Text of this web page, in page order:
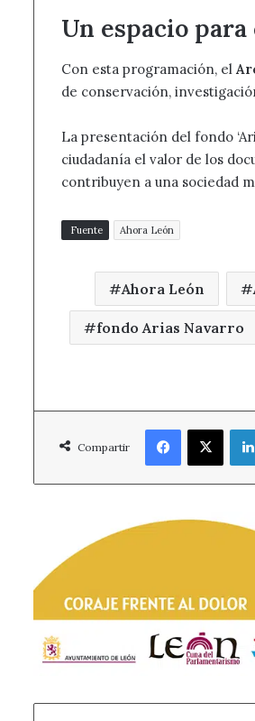
Un espacio
Con esta programación, el
de conservación,
La presentación del fondo
ciudadanía el valor de los
contribuyen a una sociedad
Fuente Ahora León
Ahora León
fondo Arias Navarro
Compartir
Facebook
X